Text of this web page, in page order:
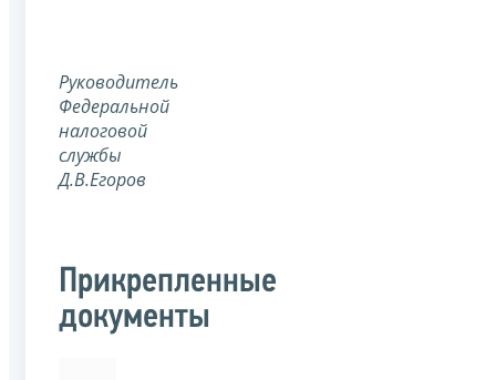
Руководитель
Федеральной
налоговой
службы
Д.В.Егоров
Прикрепленные
документы